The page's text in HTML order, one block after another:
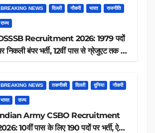
BREAKING NEWS दिल्ली नौकरी भारत राजनीति
राज्य
Recruitment 2026: 1979 पदों
निकली बंपर भर्ती, 12वीं पास से ग्रेजुएट तक करें
BREAKING NEWS तकनीकी दिल्ली दुनिया नौकरी
भारत राज्य
Army CSBO Recruitment
10वीं पास के लिए 190 पदों पर भर्ती, ऐसे